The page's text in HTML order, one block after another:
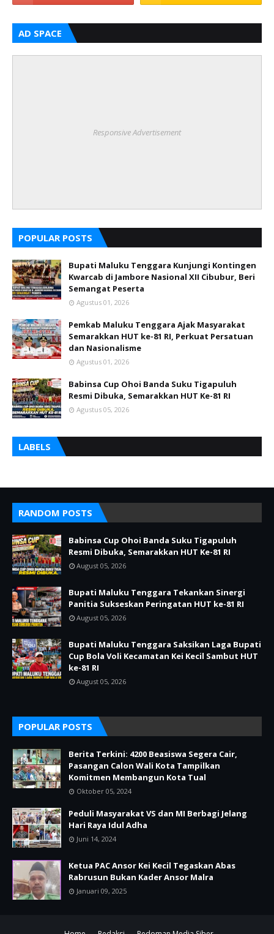
AD SPACE
Responsive Advertisement
POPULAR POSTS
Bupati Maluku Tenggara Kunjungi Kontingen
Kwarcab di Jambore Nasional XII Cibubur, Beri
Semangat Peserta
Agustus 01, 2026
Pemkab Maluku Tenggara Ajak Masyarakat
Semarakkan HUT ke-81 RI, Perkuat Persatuan
dan Nasionalisme
Agustus 01, 2026
Babinsa Cup Ohoi Banda Suku Tigapuluh
Resmi Dibuka, Semarakkan HUT Ke-81 RI
Agustus 05, 2026
LABELS
RANDOM POSTS
Babinsa Cup Ohoi Banda Suku Tigapuluh
Resmi Dibuka, Semarakkan HUT Ke-81 RI
August 05, 2026
Bupati Maluku Tenggara Tekankan Sinergi
Panitia Sukseskan Peringatan HUT ke-81 RI
August 05, 2026
Bupati Maluku Tenggara Saksikan Laga Bupati
Cup Bola Voli Kecamatan Kei Kecil Sambut HUT
ke-81 RI
August 05, 2026
POPULAR POSTS
Berita Terkini: 4200 Beasiswa Segera Cair,
Pasangan Calon Wali Kota Tampilkan
Komitmen Membangun Kota Tual
Oktober 05, 2024
Peduli Masyarakat VS dan MI Berbagi Jelang
Hari Raya Idul Adha
Juni 14, 2024
Ketua PAC Ansor Kei Kecil Tegaskan Abas
Rabrusun Bukan Kader Ansor Malra
Januari 09, 2025